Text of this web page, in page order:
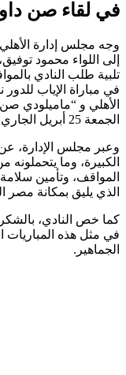
في لقاء صن
وجه مجلس إدارة
إلى اللواء محمود
تلبية طلب النادي
في مباراة الإياب
الأهلي و “ماميلودي
الجمعة 25 أبريل الجاري، باستاد القاهرة.
وعبر مجلس الإدارة،
الكبيرة، وما
المواقف، وتأمين
الذي يليق بمكانة مصر
كما خص النادي،
في مثل هذه المباريات
الجماهير.